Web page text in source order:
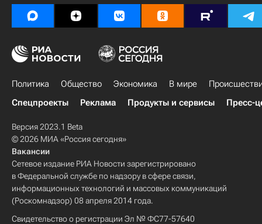
Политика Общество Экономика В мире
Спецпроекты
Реклама Продукты и сервисы Пресс-
Версия 2023.1 Beta
© 2026 МИА «Россия сегодня»
Вакансии
Сетевое издание РИА Новости зарегистрировано
в Федеральной службе по надзору в сфере связи,
информационных технологий и массовых коммуникаций
(Роскомнадзор) 08 апреля 2014 года.
Свидетельство о регистрации Эл № ФС77-57640